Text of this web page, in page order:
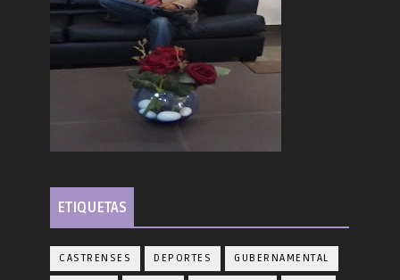
ETIQUETAS
CASTRENSES DEPORTES GUBERNAMENTAL